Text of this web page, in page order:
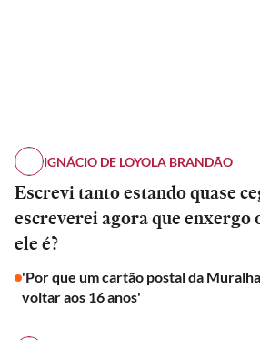
IGNÁCIO DE LOYOLA BRANDÃO
Escrevi tanto estando quase
escreverei agora que enxergo
ele é?
'Por que um cartão postal da
voltar aos 16 anos'